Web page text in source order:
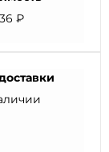
₽